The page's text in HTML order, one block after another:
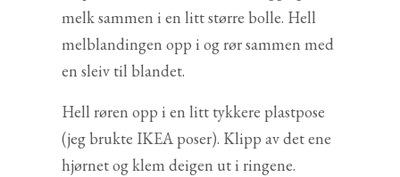
melk sammen i en litt større bolle. Hell
melblandingen opp i og rør sammen med
en sleiv til blandet.
Hell røren opp i en litt tykkere plastpose
(jeg brukte IKEA poser). Klipp av det ene
hjørnet og klem deigen ut i ringene.